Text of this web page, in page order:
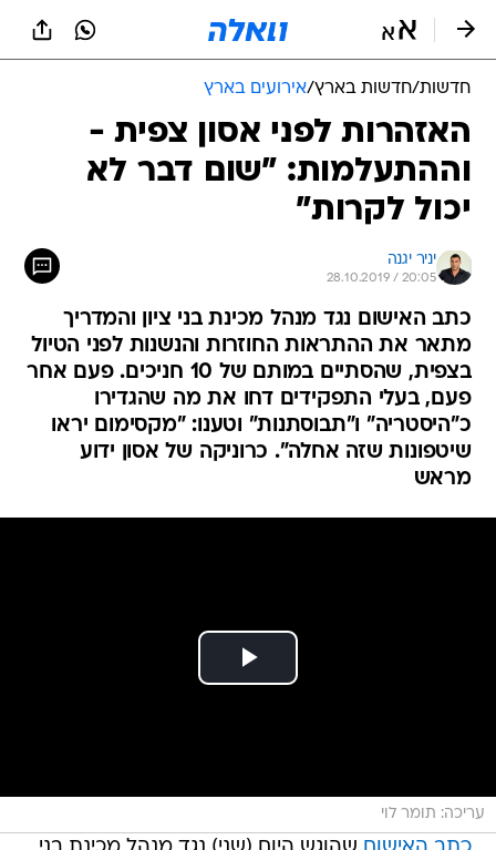
חדשות/חדשות בארץ/אירועים בארץ
האזהרות לפני אסון צפית -
וההתעלמות: "שום דבר לא
יכול לקרות"
יניר יגנה
28.10.2019 / 20:05
כתב האישום נגד מנהל מכינת בני ציון והמדריך
מתאר את ההתראות החוזרות והנשנות לפני הטיול
בצפית, שהסתיים במותם של 10 חניכים. פעם אחר
פעם, בעלי התפקידים דחו את מה שהגדירו
כ"היסטריה" ו"תבוסתנות" וטענו: "מקסימום יראו
שיטפונות שזה אחלה". כרוניקה של אסון ידוע
מראש
עריכה: תומר לוי